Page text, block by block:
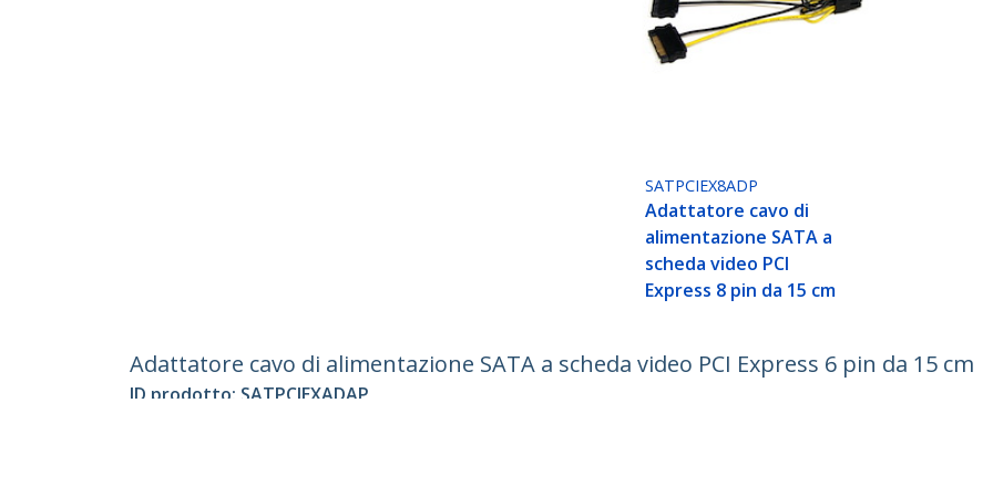
SATPCIEX8ADP
Adattatore cavo di
alimentazione SATA a
scheda video PCI
Express 8 pin da 15 cm
Adattatore cavo di alimentazione SATA a scheda video PCI Express 6 pin da 15 cm
ID prodotto: SATPCIEXADAP